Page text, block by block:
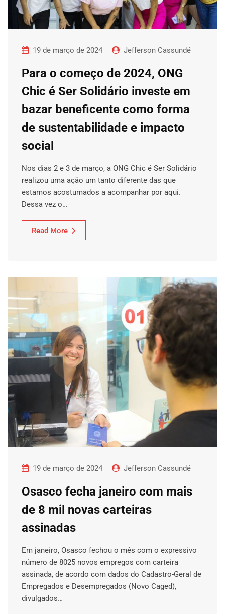
19 de março de 2024 Jefferson Cassundé
Para o começo de 2024, ONG
Chic é Ser Solidário investe em
bazar beneficente como forma
de sustentabilidade e impacto
social
Nos dias 2 e 3 de março, a ONG Chic é Ser Solidário
realizou uma ação um tanto diferente das que
estamos acostumados a acompanhar por aqui.
Dessa vez o…
Read More
19 de março de 2024 Jefferson Cassundé
Osasco fecha janeiro com mais
de 8 mil novas carteiras
assinadas
Em janeiro, Osasco fechou o mês com o expressivo
número de 8025 novos empregos com carteira
assinada, de acordo com dados do Cadastro-Geral de
Empregados e Desempregados (Novo Caged),
divulgados…